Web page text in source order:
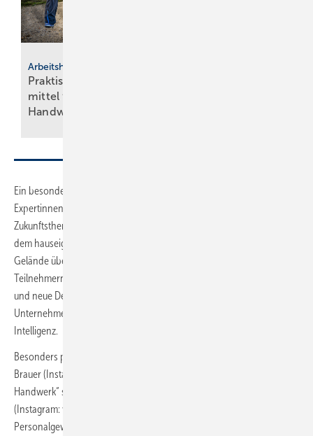
Arbeitshilfen
Praktische Hilfs­
mittel für
Hand­werker
Ein besonderes Highlight waren die Impulsvorträge, bei denen
Expertinnen und Experten praxisnahe Impulse zu aktuellen
Zukunftsthemen des Handwerks vermittelten. Die Vorträge, die live aus
dem hauseigenen Content Production Studio auf das gesamte
Gelände übertragen wurden, stießen bei den Teilnehmerinnen und
Teilnehmern auf großes Interesse und sorgten für viele Gespräche
und neue Denkanstöße rund um Mitarbeitergewinnung,
Unternehmensentwicklung, Marketing, Digitalisierung und Künstliche
Intelligenz.
Besonders positiv aufgenommen wurden die Vorträge von Madita
Brauer (Instagram: frauimhandwerk) zum Thema „Frauen im
Handwerk“ sowie die gemeinsamen Sessions mit Martin Vögel
(Instagram: voegel.missen) zu modernen Ansätzen in den Bereichen
Personalgewinnung und Marketing.